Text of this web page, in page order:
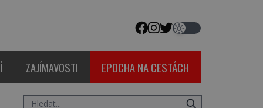
ZAJÍMAVOSTI EPOCHA NA CESTÁCH